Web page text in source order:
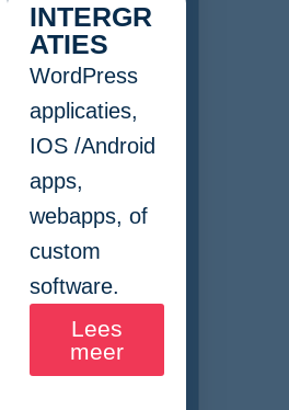
INTERGR
ATIES
WordPress
applicaties,
IOS /Android
apps,
webapps, of
custom
software.
Lees
meer